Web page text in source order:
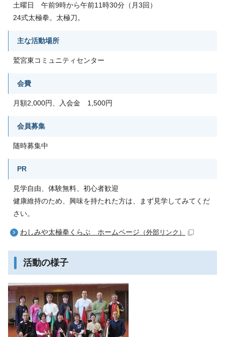
土曜日 午前9時から午前11時30分（月3回）
24式太極拳。太極刀。
主な活動場所
鷲宮東コミュニティセンター
会費
月額2,000円、入会金 1,500円
会員募集
随時募集中
PR
見学自由、体験無料、初心者歓迎
健康維持のため、興味を持たれた方は、まず見学してみてくだ
さい。
わしみや太極拳くらぶ ホームページ （外部リンク）
活動の様子